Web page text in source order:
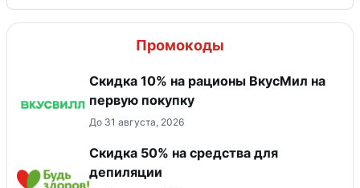
Промокоды
Скидка 10% на рационы ВкусМил на
первую покупку
До 31 августа, 2026
Скидка 50% на средства для
депиляции